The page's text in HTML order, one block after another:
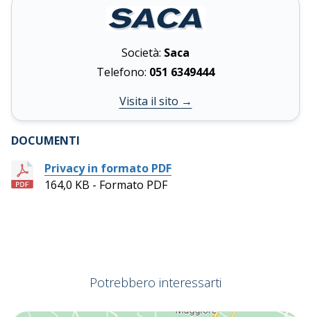
Società: Saca
Telefono: 051 6349444
Visita il sito →
DOCUMENTI
Privacy in formato PDF
164,0 KB - Formato PDF
Potrebbero interessarti